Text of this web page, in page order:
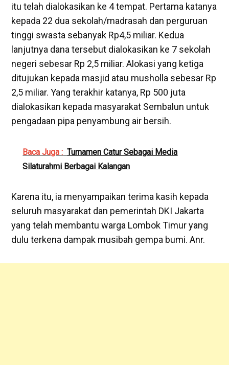
itu telah dialokasikan ke 4 tempat. Pertama katanya
kepada 22 dua sekolah/madrasah dan perguruan
tinggi swasta sebanyak Rp4,5 miliar. Kedua
lanjutnya dana tersebut dialokasikan ke 7 sekolah
negeri sebesar Rp 2,5 miliar. Alokasi yang ketiga
ditujukan kepada masjid atau musholla sebesar Rp
2,5 miliar. Yang terakhir katanya, Rp 500 juta
dialokasikan kepada masyarakat Sembalun untuk
pengadaan pipa penyambung air bersih.
Baca Juga : Turnamen Catur Sebagai Media
Silaturahmi Berbagai Kalangan
Karena itu, ia menyampaikan terima kasih kepada
seluruh masyarakat dan pemerintah DKI Jakarta
yang telah membantu warga Lombok Timur yang
dulu terkena dampak musibah gempa bumi. Anr.